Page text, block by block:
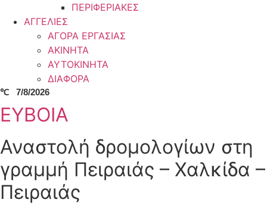
ΠΕΡΙΦΕΡΙΑΚΕΣ
ΑΓΓΕΛΙΕΣ
ΑΓΟΡΑ ΕΡΓΑΣΙΑΣ
ΑΚΙΝΗΤΑ
ΑΥΤΟΚΙΝΗΤΑ
ΔΙΑΦΟΡΑ
℃ 7/8/2026
ΕΥΒΟΙΑ
Αναστολή δρομολογίων στη
γραμμή Πειραιάς – Χαλκίδα –
Πειραιάς